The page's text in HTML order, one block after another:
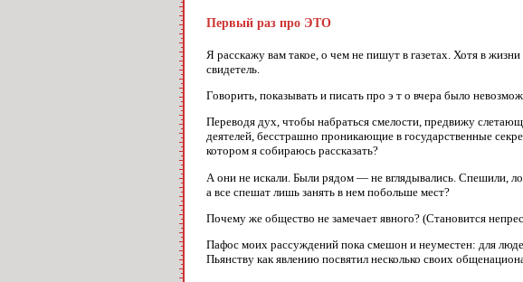
Первый раз про ЭТО
Я расскажу вам такое, о чем не пишут в газетах. Хотя в
свидетель.
Говорить, показывать и писать про э т о вчера было
Переводя дух, чтобы набраться смелости, предвижу
деятелей, бесстрашно проникающие в государственные
котором я собираюсь рассказать?
А они не искали. Были рядом — не вглядывались. Спешили,
а все спешат лишь занять в нем побольше мест?
Почему же общество не замечает явного? (Становится
Пафос моих рассуждений пока смешон и неуместен: для
Пьянству как явлению посвятил несколько своих